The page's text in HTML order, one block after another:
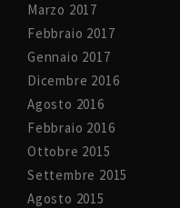
Marzo 2017
Febbraio 2017
Gennaio 2017
Dicembre 2016
Agosto 2016
Febbraio 2016
Ottobre 2015
Settembre 2015
Agosto 2015